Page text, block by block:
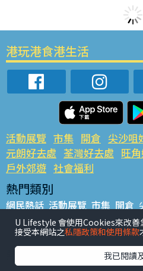
港玩港食港生活
活動展覽 市集 開倉 尖沙咀
元朗好去處 荃灣好去處 旺
戶外郊遊 社會福利
熱門類別
網民熱話 活動展覽 市集 開倉
銅鑼灣好去處 元朗好去處 荃灣
餐廳情報 戶外郊遊
熱門標籤
U Lifestyle 會使用Cookies來改善
接受本網站之私隱政策和使用條款
我已閱讀